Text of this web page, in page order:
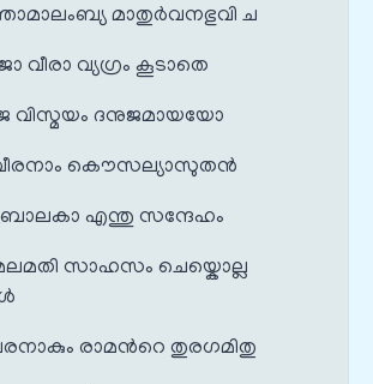
മാതുര്‍വനഭുവി ച
വീരാ വ്യഗ്രം കൂടാതെ
ദനുജമായയോ
കൌസല്യാസുതന്‍
എന്തു സന്ദേഹം
സാഹസം ചെയ്കൊല്ല
രാമന്‍റെ തുരഗമിതു